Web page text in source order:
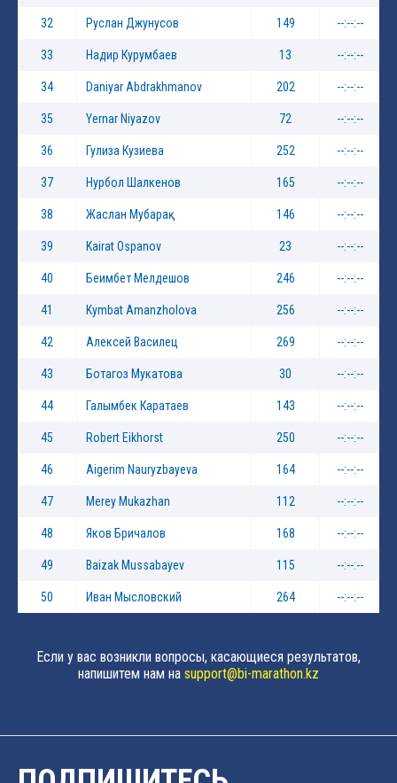
32 Руслан Джунусов 149 --:--:--
33 Надир Курумбаев 13 --:--:--
34 Daniyar Abdrakhmanov 202 --:--:--
35 Yernar Niyazov 72 --:--:--
36 Гулиза Кузиева 252 --:--:--
37 Нурбол Шалкенов 165 --:--:--
38 Жаслан Мубарақ 146 --:--:--
39 Kairat Ospanov 23 --:--:--
40 Беимбет Мелдешов 246 --:--:--
41 Kymbat Amanzholova 256 --:--:--
42 Алексей Василец 269 --:--:--
43 Ботагоз Мукатова 30 --:--:--
44 Галымбек Каратаев 143 --:--:--
45 Robert Eikhorst 250 --:--:--
46 Aigerim Nauryzbayeva 164 --:--:--
47 Merey Mukazhan 112 --:--:--
48 Яков Бричалов 168 --:--:--
49 Baizak Mussabayev 115 --:--:--
50 Иван Мысловский 264 --:--:--
Если у вас возникли вопросы, касающиеся результатов,
напишитем нам на support@bi-marathon.kz